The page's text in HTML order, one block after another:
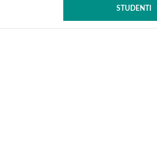
STUDENTI